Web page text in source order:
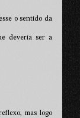
o sentido da
deveria ser a
mas logo